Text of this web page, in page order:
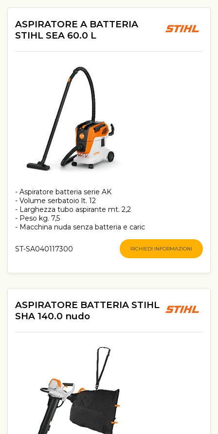
ASPIRATORE A BATTERIA
STIHL SEA 60.0 L
- Aspiratore batteria serie AK
- Volume serbatoio lt. 12
- Larghezza tubo aspirante mt. 2,2
- Peso kg. 7,5
- Macchina nuda senza batteria e caric
ST-SA040117300 RICHIEDI INFORMAZIONI
ASPIRATORE BATTERIA STIHL
SHA 140.0 nudo